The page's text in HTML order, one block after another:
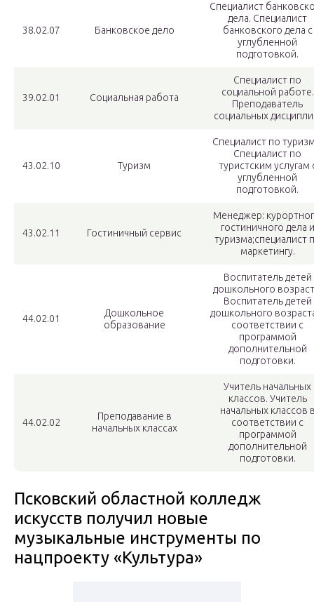
38.02.07 Банковское дело
Специалист
дела. Специалист
банковского дела с
углубленной
подготовкой.
39.02.01 Социальная работа
Специалист по
социальной работе.
Преподаватель
социальных
43.02.10 Туризм
Специалист по
Специалист по
туристским услугам
углубленной
подготовкой.
43.02.11 Гостиничный сервис
Менеджер:
гостиничного дела и
туризма;специалист
маркетингу.
44.02.01
Дошкольное
образование
Воспитатель детей
дошкольного
Воспитатель детей
дошкольного
соответствии с
программой
дополнительной
подготовки.
44.02.02
Преподавание в
начальных классах
Учитель начальных
классов. Учитель
начальных классов
соответствии с
программой
дополнительной
подготовки.
Псковский областной колледж
искусств получил новые
музыкальные инструменты по
нацпроекту «Культура»